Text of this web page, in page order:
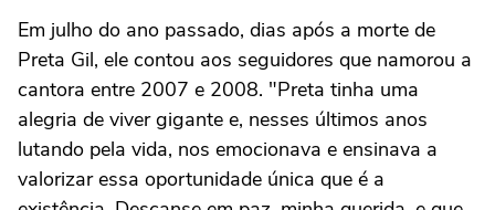
Em julho do ano passado, dias após a morte de
Preta Gil, ele contou aos seguidores que namorou a
cantora entre 2007 e 2008. "Preta tinha uma
alegria de viver gigante e, nesses últimos anos
lutando pela vida, nos emocionava e ensinava a
valorizar essa oportunidade única que é a